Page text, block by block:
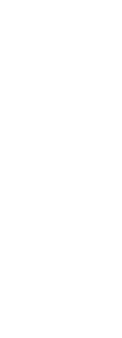
amaçlarla
izin
Aydınlatma Metni
tarafınızca
üzerinden